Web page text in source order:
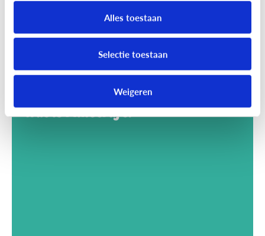
Alles toestaan
Selectie toestaan
Weigeren
Wat is Minecraft?